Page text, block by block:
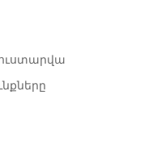
ուստարվա